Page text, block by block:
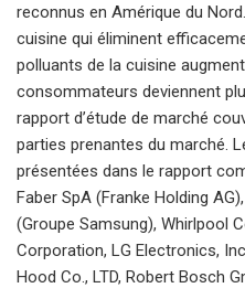
reconnus en Amérique du
cuisine qui éliminent
polluants de la cuisine
consommateurs deviennent
rapport d’étude de marché
parties prenantes du marché.
présentées dans le rapport
Faber SpA (Franke Holding
(Groupe Samsung), Whirlpool
Corporation, LG Electronics,
Hood Co., LTD, Robert Bosch